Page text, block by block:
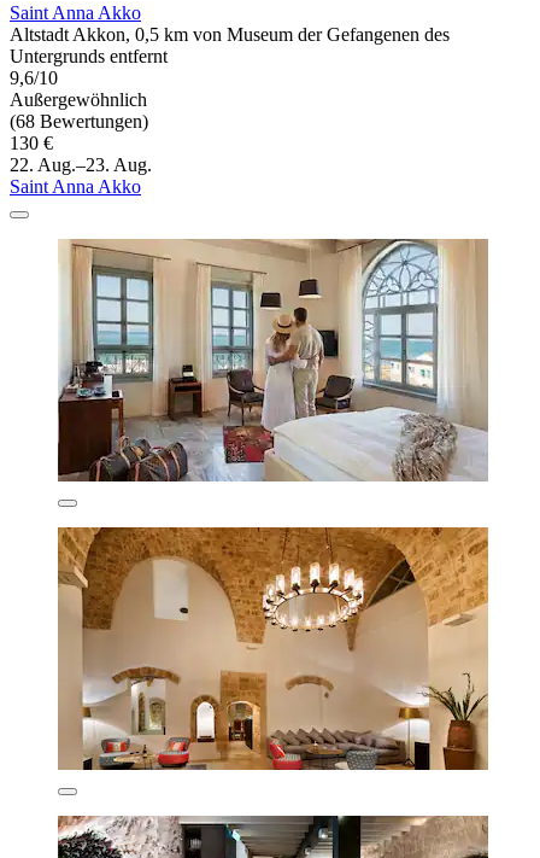
Saint Anna Akko
Altstadt Akkon, 0,5 km von Museum der Gefangenen des
Untergrunds entfernt
9,6/10
Außergewöhnlich
(68 Bewertungen)
130 €
22. Aug.–23. Aug.
Saint Anna Akko